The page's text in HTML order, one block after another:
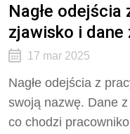
Nagłe odejścia
zjawisko i dane
17 mar 2025
Nagłe odejścia z
swoją nazwę. Dane
co chodzi